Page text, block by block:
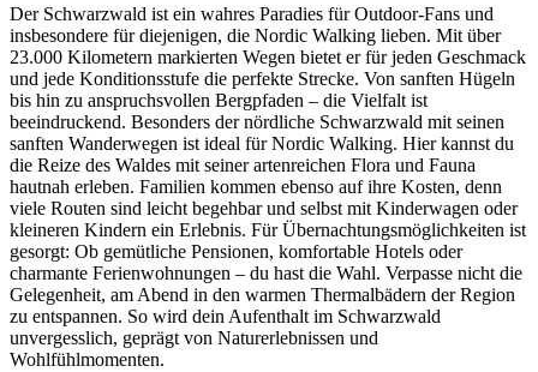
Der Schwarzwald ist ein wahres Paradies für Outdoor-Fans und
insbesondere für diejenigen, die Nordic Walking lieben. Mit über
23.000 Kilometern markierten Wegen bietet er für jeden Geschmack
und jede Konditionsstufe die perfekte Strecke. Von sanften Hügeln
bis hin zu anspruchsvollen Bergpfaden – die Vielfalt ist
beeindruckend. Besonders der nördliche Schwarzwald mit seinen
sanften Wanderwegen ist ideal für Nordic Walking. Hier kannst du
die Reize des Waldes mit seiner artenreichen Flora und Fauna
hautnah erleben. Familien kommen ebenso auf ihre Kosten, denn
viele Routen sind leicht begehbar und selbst mit Kinderwagen oder
kleineren Kindern ein Erlebnis. Für Übernachtungsmöglichkeiten ist
gesorgt: Ob gemütliche Pensionen, komfortable Hotels oder
charmante Ferienwohnungen – du hast die Wahl. Verpasse nicht die
Gelegenheit, am Abend in den warmen Thermalbädern der Region
zu entspannen. So wird dein Aufenthalt im Schwarzwald
unvergesslich, geprägt von Naturerlebnissen und
Wohlfühlmomenten.